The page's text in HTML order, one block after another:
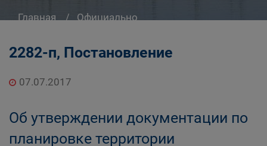
Главная
Официально
городского округа
2282-п, Постановление
07.07.2017
Об утверждении документации по
планировке территории